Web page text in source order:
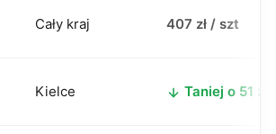
Cały kraj 407 zł / szt
Kielce Taniej o 51 zł